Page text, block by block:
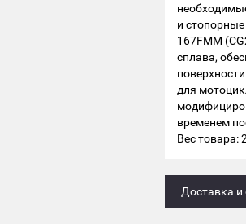
и
167FMM
сплава,
для
временем
Вес товара:
Доставка и